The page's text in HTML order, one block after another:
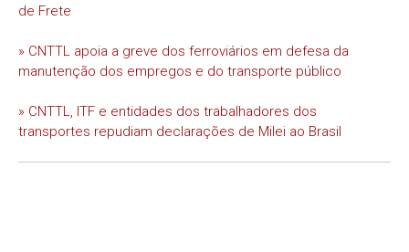
de Frete
» CNTTL apoia a greve dos ferroviários em defesa da
manutenção dos empregos e do transporte público
» CNTTL, ITF e entidades dos trabalhadores dos
transportes repudiam declarações de Milei ao Brasil